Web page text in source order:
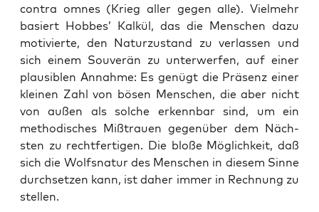
con­tra omnes (Krieg aller gegen alle). Vielmehr
basiert Hobbes’ Kalkül, das die Men­schen dazu
motivierte, den Naturzu­s­tand zu ver­lassen und
sich einem Sou­verän zu unter­w­er­fen, auf ein­er
plau­si­blen Annahme: Es genügt die Präsenz ein­er
kleinen Zahl von bösen Men­schen, die aber nicht
von außen als solche erkennbar sind, um ein
method­is­ches Miß­trauen gegenüber dem Näch­
sten zu recht­fer­ti­gen. Die bloße Möglichkeit, daß
sich die Wolf­s­natur des Men­schen in diesem Sinne
durch­set­zen kann, ist daher immer in Rech­nung zu
stellen.